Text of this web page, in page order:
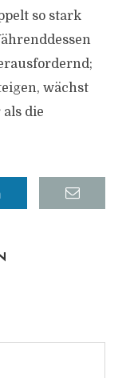
so stark
wächst
die